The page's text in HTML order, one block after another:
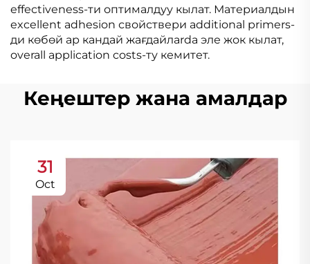
effectiveness-ти оптималдуу кылат. Материалдын
excellent adhesion свойствери additional primers-
ди көбөй ар кандай жағдайлarda эле жок кылат,
overall application costs-ту кемитет.
Кеңештер жана амалдар
31
Oct